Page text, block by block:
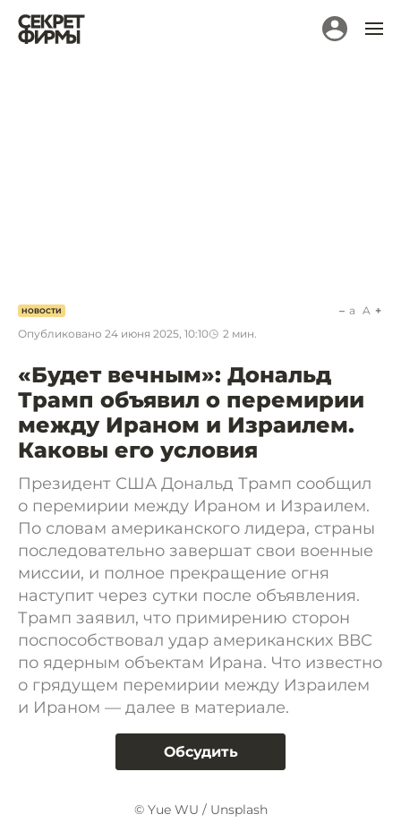
НОВОСТИ
Опубликовано 24 июня 2025, 10:10 2 мин.
a A
«Будет вечным»: Дональд
Трамп объявил о перемирии
между Ираном и Израилем.
Каковы его условия
Президент США Дональд Трамп сообщил
о перемирии между Ираном и Израилем.
По словам американского лидера, страны
последовательно завершат свои военные
миссии, и полное прекращение огня
наступит через сутки после объявления.
Трамп заявил, что примирению сторон
поспособствовал удар американских ВВС
по ядерным объектам Ирана. Что известно
о грядущем перемирии между Израилем
и Ираном — далее в материале.
Обсудить
© Yue WU / Unsplash